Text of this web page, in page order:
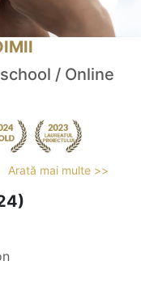
/ Online
Arată mai multe >>